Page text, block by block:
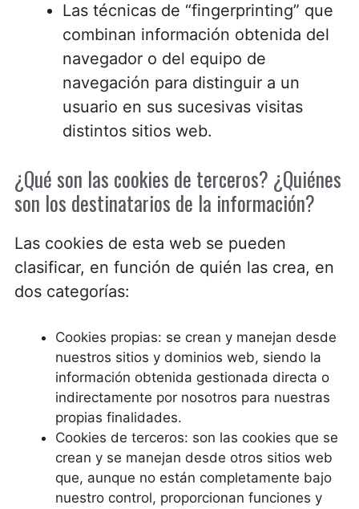
Las técnicas de “fingerprinting” que
combinan información obtenida del
navegador o del equipo de
navegación para distinguir a un
usuario en sus sucesivas visitas
distintos sitios web.
¿Qué son las cookies de terceros? ¿Quiénes
son los destinatarios de la información?
Las cookies de esta web se pueden
clasificar, en función de quién las crea, en
dos categorías:
Cookies propias: se crean y manejan desde
nuestros sitios y dominios web, siendo la
información obtenida gestionada directa o
indirectamente por nosotros para nuestras
propias finalidades.
Cookies de terceros: son las cookies que se
crean y se manejan desde otros sitios web
que, aunque no están completamente bajo
nuestro control, proporcionan funciones y